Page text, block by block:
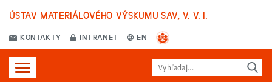
ÚSTAV MATERIÁLOVÉHO VÝSKUMU SAV, V. V. I.
KONTAKTY INTRANET EN